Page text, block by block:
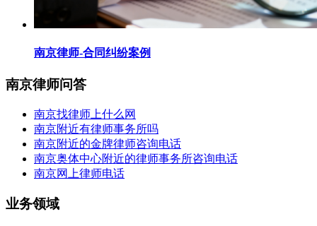
南京律师-合同纠纷案例
南京律师问答
南京找律师上什么网
南京附近有律师事务所吗
南京附近的金牌律师咨询电话
南京奥体中心附近的律师事务所咨询电话
南京网上律师电话
业务领域